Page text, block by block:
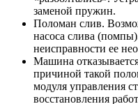
заменой пружин.
Поломан слив.
насоса слива
неисправности ее
Машина
причиной такой
модуля управления
восстановления